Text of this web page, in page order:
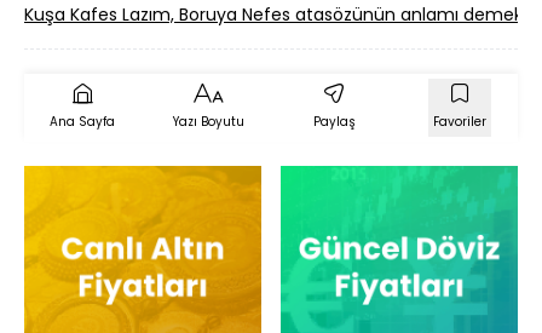
Kuşa Kafes Lazım, Boruya Nefes atasözünün anlamı demek?
Ana Sayfa Yazı Boyutu Paylaş Favoriler